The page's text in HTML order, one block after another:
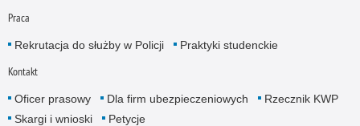
Praca
Rekrutacja do służby w Policji Praktyki studenckie
Kontakt
Oficer prasowy Dla firm ubezpieczeniowych
Rzecznik KWP
Skargi i wnioski
Petycje